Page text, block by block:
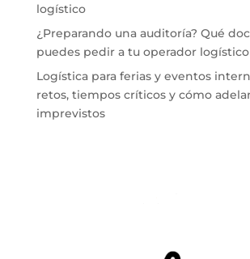
logístico
¿Preparando una auditoría? Qué
puedes pedir a tu operador logístico
Logística para ferias y eventos
retos, tiempos críticos y cómo
imprevistos